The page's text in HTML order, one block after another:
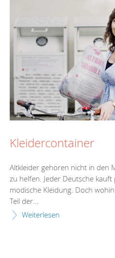
Kleidercontainer
Altkleider gehören nicht in den
zu helfen. Jeder Deutsche
modische Kleidung. Doch
Teil der...
Weiterlesen